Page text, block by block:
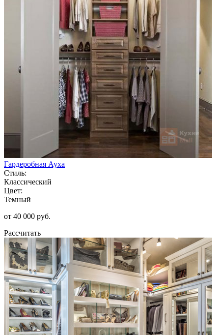
Гардеробная Ауха
Стиль:
Классический
Цвет:
Темный
от 40 000 руб.
Рассчитать